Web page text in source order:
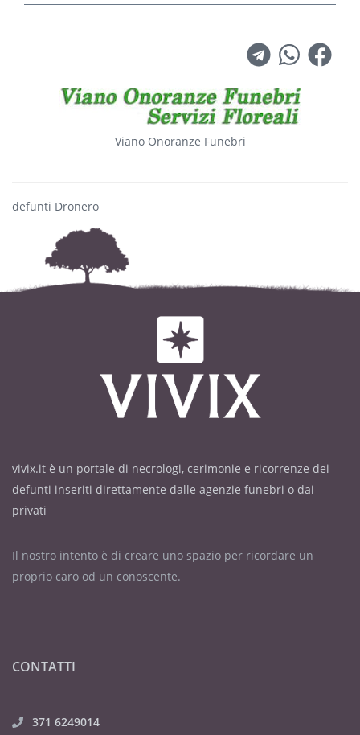
Viano Onoranze Funebri
defunti Dronero
vivix.it è un portale di necrologi, cerimonie e ricorrenze dei
defunti inseriti direttamente dalle agenzie funebri o dai
privati
Il nostro intento è di creare uno spazio per ricordare un
proprio caro od un conoscente.
CONTATTI
371 6249014